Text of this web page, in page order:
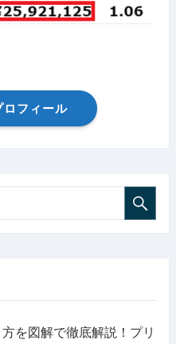
ロフィール
を図解で徹底解説！プリ